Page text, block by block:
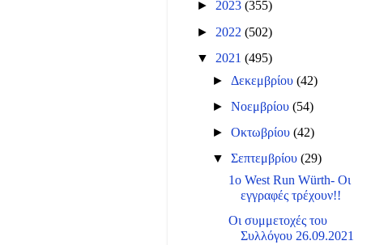
► 2023 (355)
► 2022 (502)
▼ 2021 (495)
► Δεκεμβρίου(42)
►Νοεμβρίου(54)
►Οκτωβρίου(42)
▼Σεπτεμβρίου(29)
1o West Run Würth- Οι
εγγραφές τρέχουν!!
Οι συμμετοχές του
Συλλόγου 26.09.2021